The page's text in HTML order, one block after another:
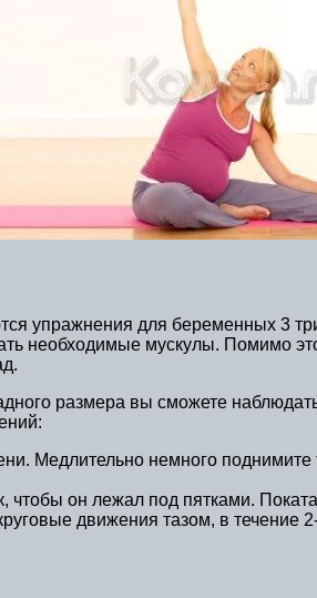
упражнения для беременных 3
необходимые мускулы. Помимо
размера вы сможете
Медлительно немного
он лежал под пятками.
движения тазом, в течение